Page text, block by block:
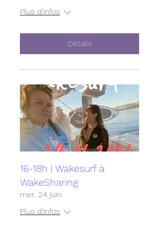
Plus d'infos
Détails
16-18h | Wakesurf à
WakeSharing
mer. 24 juin
Plus d'infos